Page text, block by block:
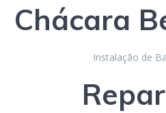
Chácara
Instalação de